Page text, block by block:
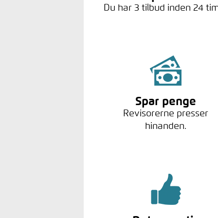
Du har 3 tilbud inden 24
Spar penge
Revisorerne presser
hinanden.